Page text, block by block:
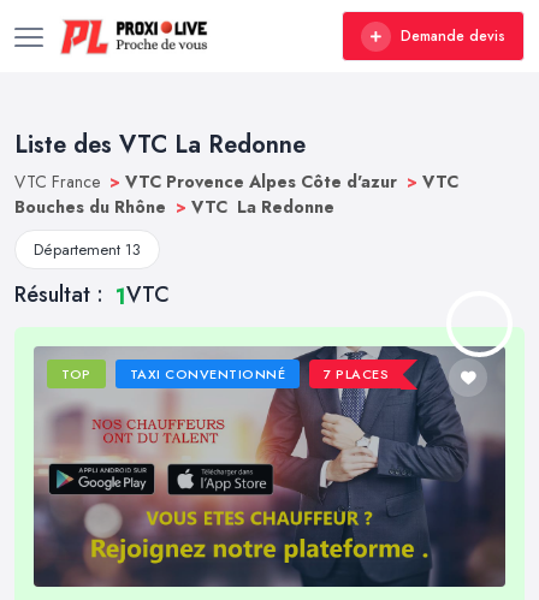
Demande devis
Liste des VTC La Redonne
VTC France > VTC Provence Alpes Côte d'azur > VTC
Bouches du Rhône > VTC La Redonne
Département 13
Résultat : 1VTC
TOP TAXI CONVENTIONNÉ 7 PLACES